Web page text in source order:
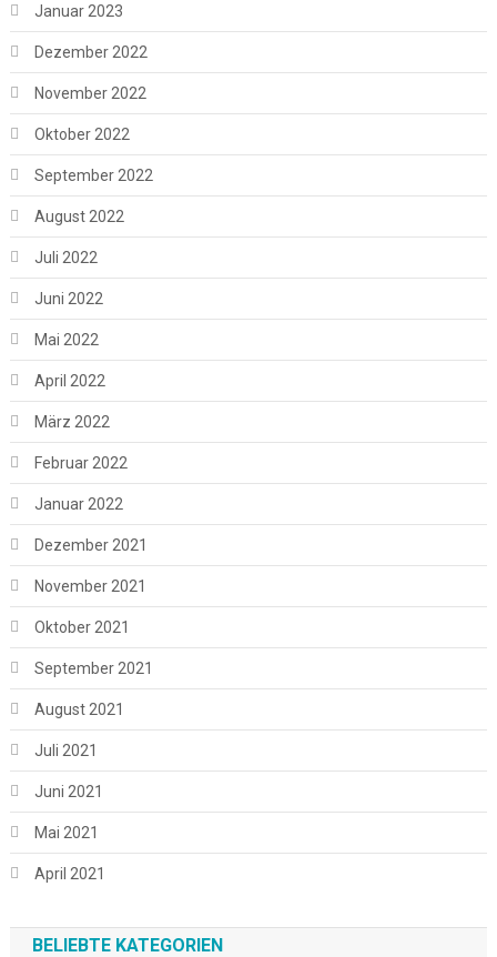
Januar 2023
Dezember 2022
November 2022
Oktober 2022
September 2022
August 2022
Juli 2022
Juni 2022
Mai 2022
April 2022
März 2022
Februar 2022
Januar 2022
Dezember 2021
November 2021
Oktober 2021
September 2021
August 2021
Juli 2021
Juni 2021
Mai 2021
April 2021
BELIEBTE KATEGORIEN